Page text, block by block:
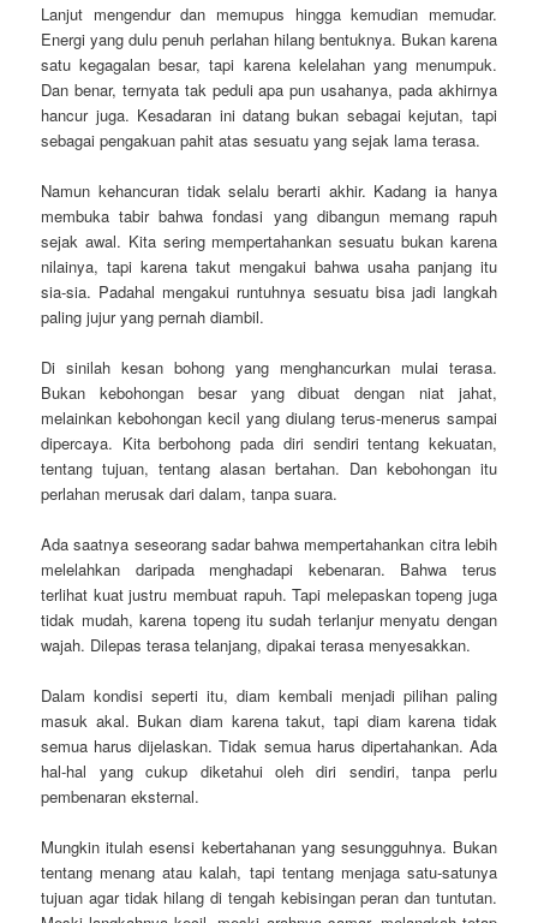
Lanjut mengendur dan memupus hingga kemudian memudar.
Energi yang dulu penuh perlahan hilang bentuknya. Bukan karena
satu kegagalan besar, tapi karena kelelahan yang menumpuk.
Dan benar, ternyata tak peduli apa pun usahanya, pada akhirnya
hancur juga. Kesadaran ini datang bukan sebagai kejutan, tapi
sebagai pengakuan pahit atas sesuatu yang sejak lama terasa.
Namun kehancuran tidak selalu berarti akhir. Kadang ia hanya
membuka tabir bahwa fondasi yang dibangun memang rapuh
sejak awal. Kita sering mempertahankan sesuatu bukan karena
nilainya, tapi karena takut mengakui bahwa usaha panjang itu
sia-sia. Padahal mengakui runtuhnya sesuatu bisa jadi langkah
paling jujur yang pernah diambil.
Di sinilah kesan bohong yang menghancurkan mulai terasa.
Bukan kebohongan besar yang dibuat dengan niat jahat,
melainkan kebohongan kecil yang diulang terus-menerus sampai
dipercaya. Kita berbohong pada diri sendiri tentang kekuatan,
tentang tujuan, tentang alasan bertahan. Dan kebohongan itu
perlahan merusak dari dalam, tanpa suara.
Ada saatnya seseorang sadar bahwa mempertahankan citra lebih
melelahkan daripada menghadapi kebenaran. Bahwa terus
terlihat kuat justru membuat rapuh. Tapi melepaskan topeng juga
tidak mudah, karena topeng itu sudah terlanjur menyatu dengan
wajah. Dilepas terasa telanjang, dipakai terasa menyesakkan.
Dalam kondisi seperti itu, diam kembali menjadi pilihan paling
masuk akal. Bukan diam karena takut, tapi diam karena tidak
semua harus dijelaskan. Tidak semua harus dipertahankan. Ada
hal-hal yang cukup diketahui oleh diri sendiri, tanpa perlu
pembenaran eksternal.
Mungkin itulah esensi kebertahanan yang sesungguhnya. Bukan
tentang menang atau kalah, tapi tentang menjaga satu-satunya
tujuan agar tidak hilang di tengah kebisingan peran dan tuntutan.